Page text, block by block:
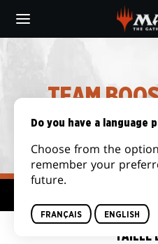
main
TEAM
TAILLE
Do you have a language
Choose from the
remember your
future.
FRANÇAIS ENGLISH